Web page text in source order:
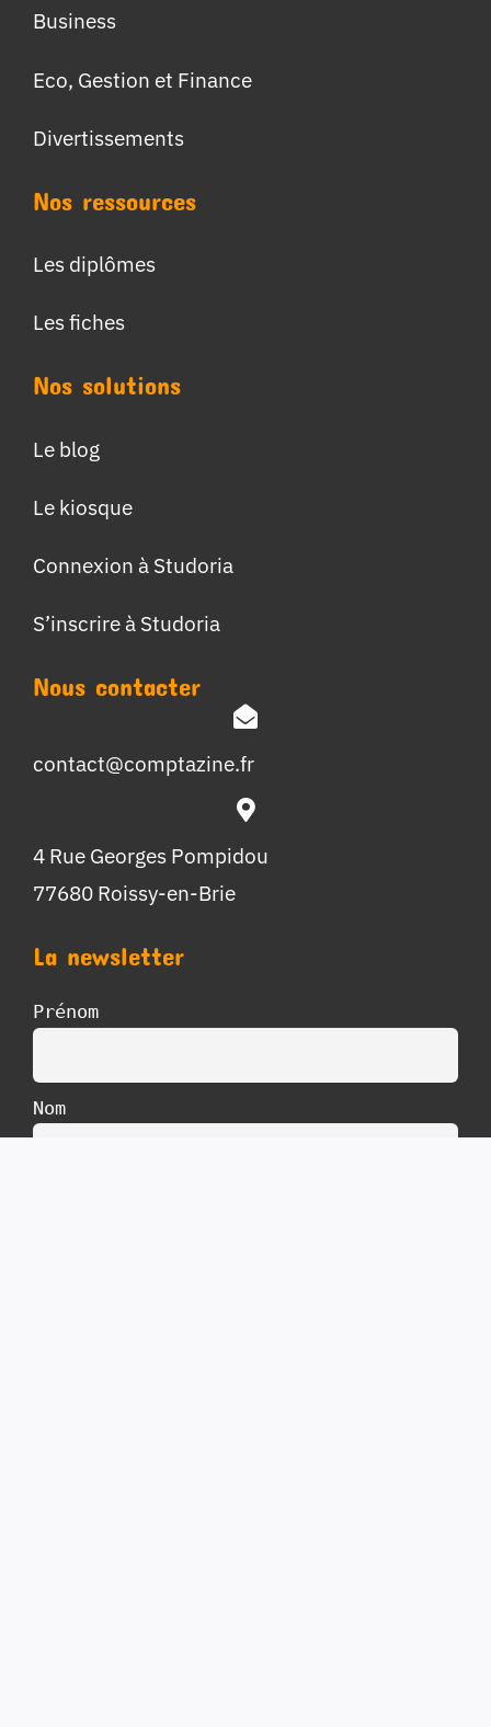
Business
Eco, Gestion et Finance
Divertissements
Nos ressources
Les diplômes
Les fiches
Nos solutions
Le blog
Le kiosque
Connexion à Studoria
S’inscrire à Studoria
Nous contacter
contact@comptazine.fr
4 Rue Georges Pompidou
77680 Roissy-en-Brie
La newsletter
Prénom
Nom